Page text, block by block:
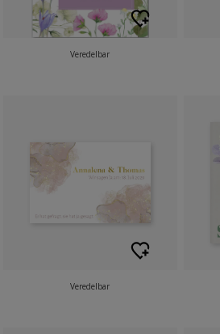
Veredelbar
Veredelbar